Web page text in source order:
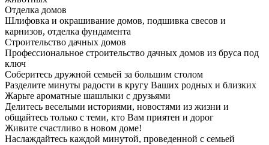
Отделка домов
Шлифовка и окрашивание домов, подшивка свесов и
карнизов, отделка фундамента
Строительство дачных домов
Профессиональное строительство дачных домов из бруса под
ключ
Соберитесь дружной семьей за большим столом
Разделите минуты радости в кругу Ваших родных и близких
Жарьте ароматные шашлыки с друзьями
Делитесь веселыми историями, новостями из жизни и
общайтесь только с теми, кто Вам приятен и дорог
Живите счастливо в новом доме!
Наслаждайтесь каждой минутой, проведенной с семьей